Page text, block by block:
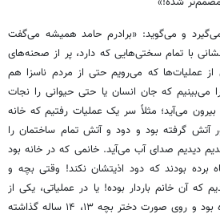
و می‌گوید: «برادرم حامد همیشه می‌گفت
با تمام سختی‌هایی که دارد، پر از صحنه‌های
عملیات‌ها که می‌رویم حتی از مردم ناسزا هم
می‌بینیم که جان انسان یا حتی حیوانی را نجات
بیرون می‌آید؛ مثلاً سر یک عملیات رفتیم که خانه
آتش گرفته بود و دود و آتش تمام ساختمان را
دیدیم صدای آب می‌آید. خانمی که در خانه بود
بودند که دود اذیتشان نکند! وقتی بچه و
که آن خانم باردار بوده! یا در عملیاتی، یکی از
بچه‌ها فیس خودش را در آورده بود و روی صورت دختر بچه ۱۳، ۱۴ ساله گذاشته